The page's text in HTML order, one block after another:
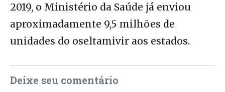
2019, o Ministério da Saúde já enviou
aproximadamente 9,5 milhões de
unidades do oseltamivir aos estados.
Deixe seu comentário